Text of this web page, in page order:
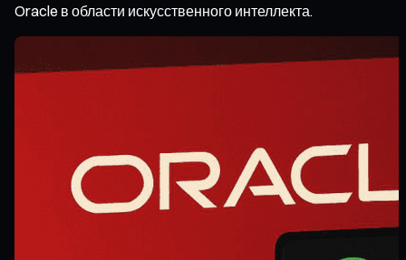
Oracle в области искусственного интеллекта.